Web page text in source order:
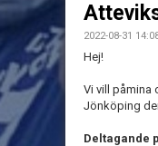
2022-08-31
Hej!
Vi vill påmina
Jönköping
Deltagande